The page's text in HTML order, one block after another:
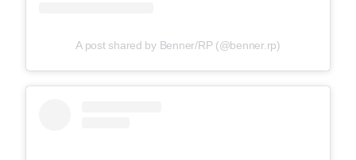
A post shared by Benner/RP (@benner.rp)